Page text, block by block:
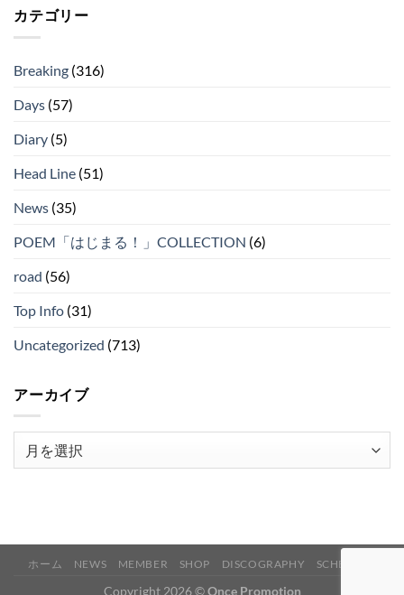
カテゴリー
Breaking (316)
Days (57)
Diary (5)
Head Line (51)
News (35)
POEM「はじまる！」COLLECTION (6)
road (56)
Top Info (31)
Uncategorized (713)
アーカイブ
ホーム NEWS MEMBER SHOP DISCOGRAPHY SCHEDULE
Copyright 2026 ©Once Promotion